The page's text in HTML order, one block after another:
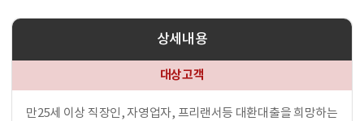
상세내용
대상고객
만25세 이상 직장인, 자영업자, 프리랜서등 대환대출을 희망하는